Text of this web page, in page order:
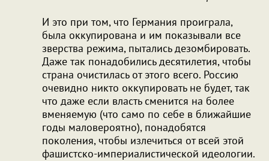
И это при том, что Германия проиграла,
была оккупирована и им показывали все
зверства режима, пытались дезомбировать.
Даже так понадобились десятилетия, чтобы
страна очистилась от этого всего. Россию
очевидно никто оккупировать не будет, так
что даже если власть сменится на более
вменяемую (что само по себе в ближайшие
годы маловероятно), понадобятся
поколения, чтобы излечиться от всей этой
фашистско-империалистической идеологии.